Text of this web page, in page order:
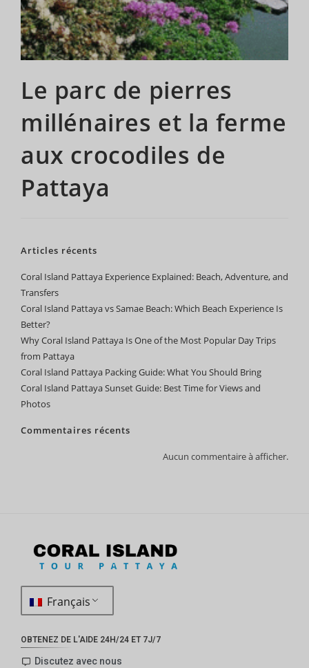
Le parc de pierres
millénaires et la ferme
aux crocodiles de
Pattaya
Articles récents
Coral Island Pattaya Experience Explained: Beach, Adventure, and
Transfers
Coral Island Pattaya vs Samae Beach: Which Beach Experience Is
Better?
Why Coral Island Pattaya Is One of the Most Popular Day Trips
from Pattaya
Coral Island Pattaya Packing Guide: What You Should Bring
Coral Island Pattaya Sunset Guide: Best Time for Views and
Photos
Commentaires récents
Aucun commentaire à afficher.
Français
OBTENEZ DE L'AIDE 24H/24 ET 7J/7
Discutez avec nous